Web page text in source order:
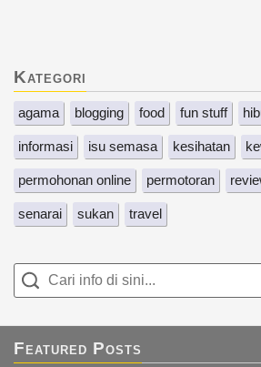
Kategori
agama blogging food fun stuff
informasi isu semasa kesihatan
permohonan online permotoran
senarai sukan travel
Featured Posts